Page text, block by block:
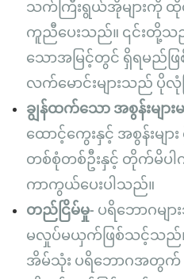
သက်ကြီးရွယ်အိုများကို ထို
ကူညီပေးသည်။ ၎င်းတို့သ
သောအမြင့်တွင် ရှိရမည်ဖ
လက်မောင်းများသည် ပို
ချွန်ထက်သော အစွန်းများမ
ထောင့်ကွေးနှင့် အစွန်းမျ
တစ်စုံတစ်ဦးနှင့် တိုက်မိပါ
ကာကွယ်ပေးပါသည်။
တည်ငြိမ်မှု- ပရိဘောဂမျ
မလှုပ်မယှက်ဖြစ်သင့်သည်။
အိမ်သုံး ပရိဘောဂအတွက် က